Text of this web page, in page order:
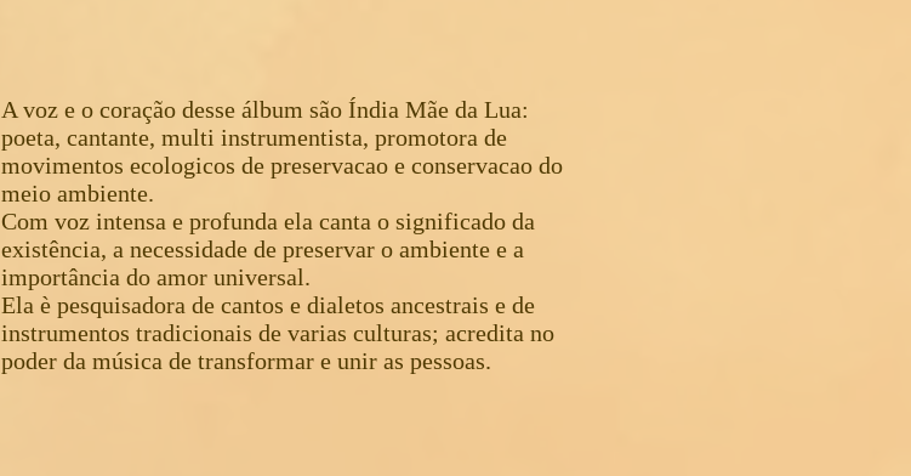
A voz e o coração desse álbum são Índia Mãe da Lua:
poeta, cantante, multi instrumentista, promotora de
movimentos ecologicos de preservacao e conservacao do
meio ambiente.
Com voz intensa e profunda ela canta o significado da
existência, a necessidade de preservar o ambiente e a
importância do amor universal.
Ela è pesquisadora de cantos e dialetos ancestrais e de
instrumentos tradicionais de varias culturas; acredita no
poder da música de transformar e unir as pessoas.